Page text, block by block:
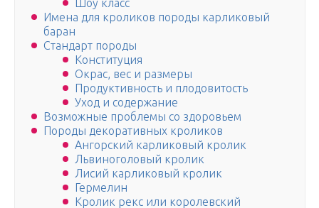
Шоу класс
Имена для кроликов породы карликовый
баран
Стандарт породы
Конституция
Окрас, вес и размеры
Продуктивность и плодовитость
Уход и содержание
Возможные проблемы со здоровьем
Породы декоративных кроликов
Ангорский карликовый кролик
Львиноголовый кролик
Лисий карликовый кролик
Гермелин
Кролик рекс или королевский